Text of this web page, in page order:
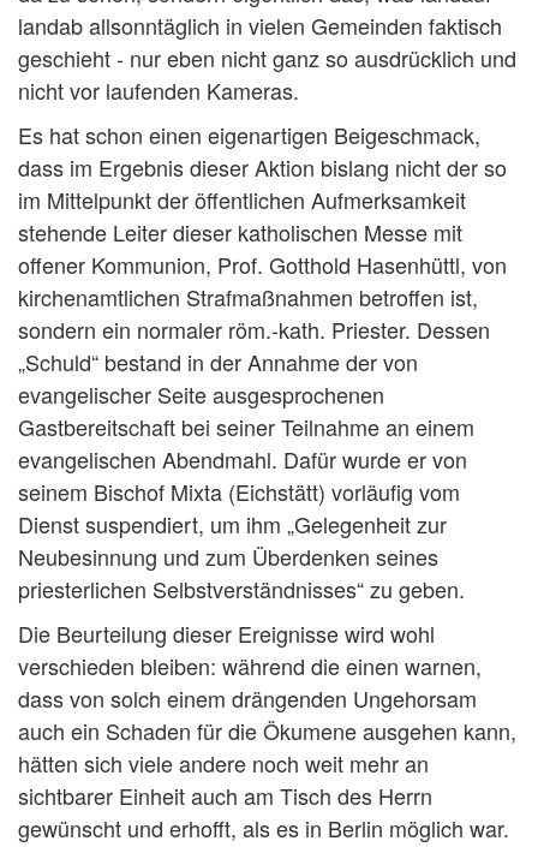
landab allsonntäglich in vielen Gemeinden faktisch
geschieht - nur eben nicht ganz so ausdrücklich und
nicht vor laufenden Kameras.
Es hat schon einen eigenartigen Beigeschmack,
dass im Ergebnis dieser Aktion bislang nicht der so
im Mittelpunkt der öffentlichen Aufmerksamkeit
stehende Leiter dieser katholischen Messe mit
offener Kommunion, Prof. Gotthold Hasenhüttl, von
kirchenamtlichen Strafmaßnahmen betroffen ist,
sondern ein normaler röm.-kath. Priester. Dessen
„Schuld“ bestand in der Annahme der von
evangelischer Seite ausgesprochenen
Gastbereitschaft bei seiner Teilnahme an einem
evangelischen Abendmahl. Dafür wurde er von
seinem Bischof Mixta (Eichstätt) vorläufig vom
Dienst suspendiert, um ihm „Gelegenheit zur
Neubesinnung und zum Überdenken seines
priesterlichen Selbstverständnisses“ zu geben.
Die Beurteilung dieser Ereignisse wird wohl
verschieden bleiben: während die einen warnen,
dass von solch einem drängenden Ungehorsam
auch ein Schaden für die Ökumene ausgehen kann,
hätten sich viele andere noch weit mehr an
sichtbarer Einheit auch am Tisch des Herrn
gewünscht und erhofft, als es in Berlin möglich war.